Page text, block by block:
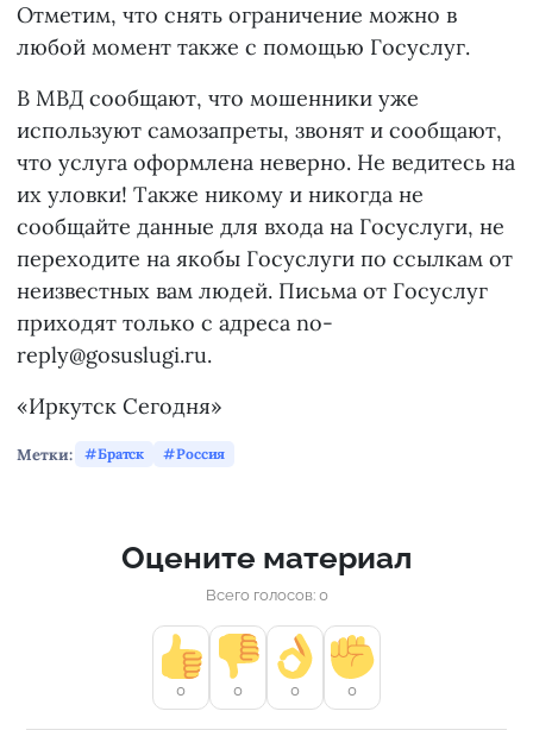
Отметим, что снять ограничение можно в
любой момент также с помощью Госуслуг.
В МВД сообщают, что мошенники уже
используют самозапреты, звонят и сообщают,
что услуга оформлена неверно. Не ведитесь на
их уловки! Также никому и никогда не
сообщайте данные для входа на Госуслуги, не
переходите на якобы Госуслуги по ссылкам от
неизвестных вам людей. Письма от Госуслуг
приходят только с адреса no-
reply@gosuslugi.ru.
«Иркутск Сегодня»
Метки: Братск Россия
Оцените материал
Всего голосов: 0
0 0 0 0